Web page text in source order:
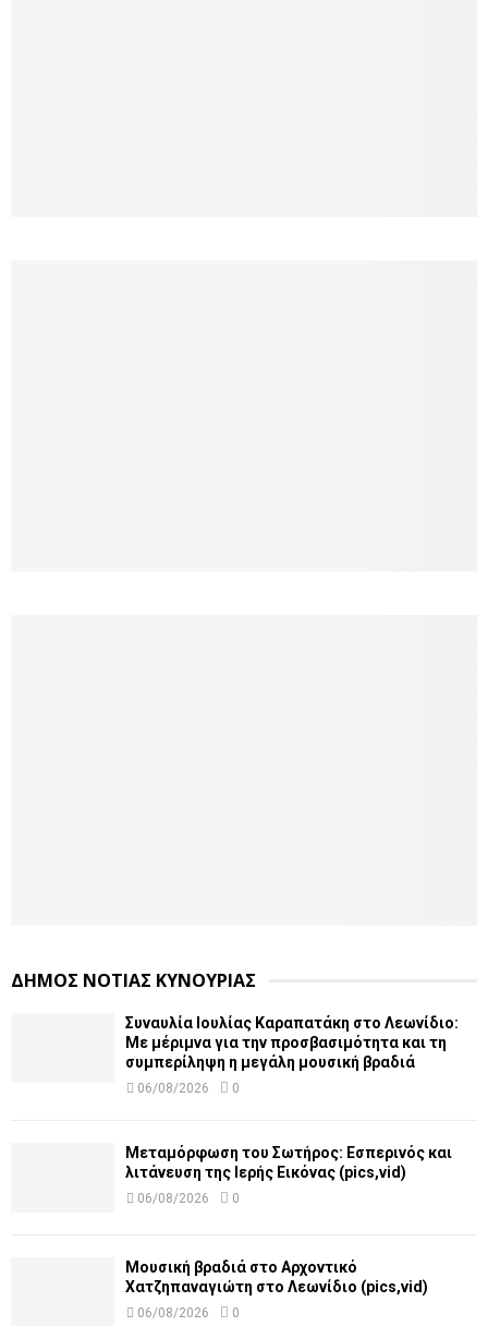
ΔΗΜΟΣ ΝΟΤΙΑΣ ΚΥΝΟΥΡΙΑΣ
Συναυλία Ιουλίας Καραπατάκη στο Λεωνίδιο:
Με μέριμνα για την προσβασιμότητα και τη
συμπερίληψη η μεγάλη μουσική βραδιά
06/08/2026 0
Μεταμόρφωση του Σωτήρος: Εσπερινός και
λιτάνευση της Ιερής Εικόνας (pics,vid)
06/08/2026 0
Μουσική βραδιά στο Αρχοντικό
Χατζηπαναγιώτη στο Λεωνίδιο (pics,vid)
06/08/2026 0